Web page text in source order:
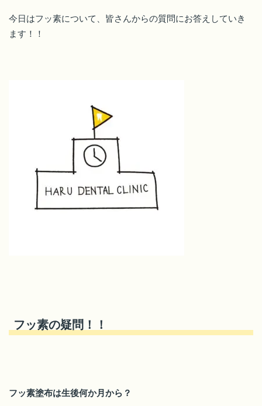
今日はフッ素について、皆さんからの質問にお答えしていき
ます！！
フッ素の疑問！！
フッ素塗布は生後何か月から？